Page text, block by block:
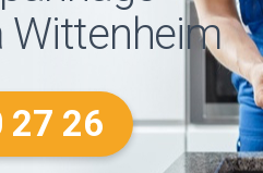
Wittenheim
27 26